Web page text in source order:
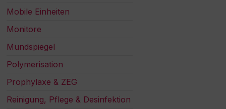
Mobile Einheiten
Monitore
Mundspiegel
Polymerisation
Prophylaxe & ZEG
Reinigung, Pflege & Desinfektion